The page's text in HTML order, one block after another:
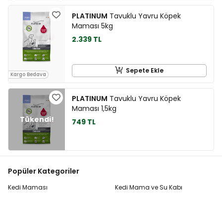
Kargo Bedava
PLATINUM Tavuklu Yavru Köpek
Maması 5kg
2.339 TL
Sepete Ekle
PLATINUM Tavuklu Yavru Köpek
Maması 1,5kg
749 TL
Popüler Kategoriler
Kedi Maması
Kedi Mama ve Su Kabı